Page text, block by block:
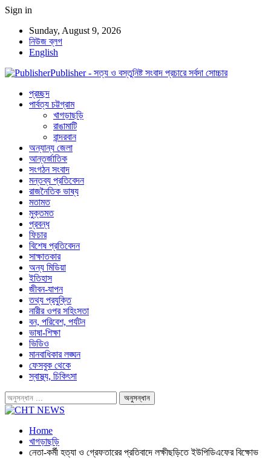
Sign in
Sunday, August 9, 2026
নিউজ ব্লগ
English
Publisher - সত্য ও বস্তুনিষ্ট সংবাদ প্রচারে সর্বদা সোচ্চার
প্রচ্ছদ
পার্বত্য চট্টগ্রাম
খাগড়াছড়ি
রাঙামাটি
বান্দরবান
অন্যান্য জেলা
আন্তর্জাতিক
সংগঠন সংবাদ
মন্তব্য প্রতিবেদন
রাজনৈতিক ভাষ্য
মতামত
মুক্তমত
প্রবন্ধ
ফিচার
বিশেষ প্রতিবেদন
সাক্ষাতকার
অন্য মিডিয়া
ইতিহাস
জীবন-যাপন
তথ্য প্রযুক্তি
নারীর ওপর সহিংসতা
বন, পরিবেশ, পর্যটন
ভাষা-শিক্ষা
ভিডিও
মানবাধিকার লঙ্ঘন
ফেসবুক থেকে
স্বাস্থ্য, চিকিৎসা
Home
খাগড়াছড়ি
নেতা-কর্মী হত্যা ও গ্রেফতারের প্রতিবাদে লক্ষীছড়িতে ইউপিডিএফের বিক্ষোভ